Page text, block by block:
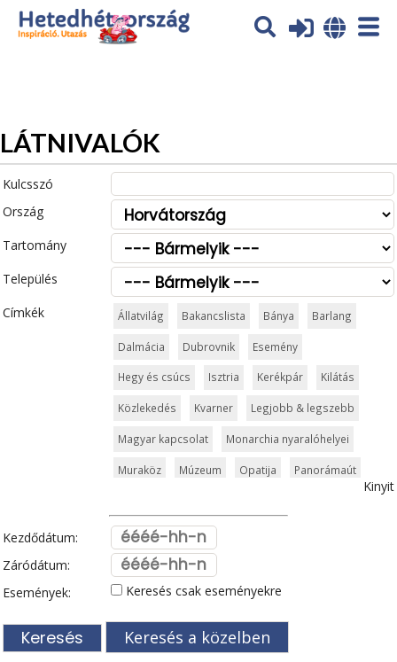
Az oldal sütiket (cookies) használ. További tájékoztatás itt:
Adatvédelmi tájékoztató
LÁTNIVALÓK
Kulcsszó
Ország
Tartomány
Település
Címkék
Állatvilág Bakancslista Bánya Barlang
Dalmácia Dubrovnik Esemény
Hegy és csúcs Isztria Kerékpár Kilátás
Közlekedés Kvarner Legjobb & legszebb
Magyar kapcsolat Monarchia nyaralóhelyei
Muraköz Múzeum Opatija Panorámaút
Szabadidőpark Szigetek
Templom és kolostor
Tengerparti üdülőhely Természeti szépség
Vár és kastély Városkalauzok
Világörökség Vízipark Zadar
Kinyit
Kezdődátum:
Záródátum:
Események:
Keresés csak eseményekre
Keresés a közelben